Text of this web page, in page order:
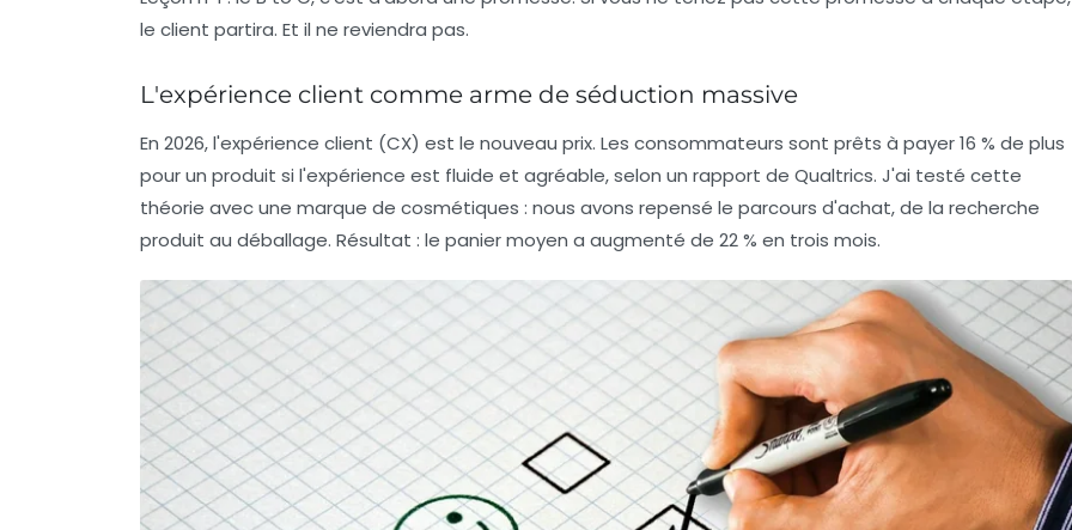
le client partira. Et il ne reviendra pas.
L'expérience client comme arme de séduction massive
En 2026, l'expérience client (CX) est le nouveau prix. Les consommateurs sont prêts à payer 16 % de plus
pour un produit si l'expérience est fluide et agréable, selon un rapport de Qualtrics. J'ai testé cette
théorie avec une marque de cosmétiques : nous avons repensé le parcours d'achat, de la recherche
produit au déballage. Résultat : le panier moyen a augmenté de 22 % en trois mois.